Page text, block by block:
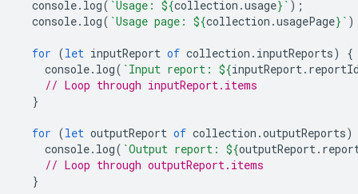
console. log( `Usage: ${collection .usage} ` );
console. log( `Usage page: ${collection .usagePage} `
for (let inputReport of collection . inputReports)
{
console. log( `Input report: ${inputReport.
// Loop through inputReport.items
}
for (let outputReport of collection .outputReports)
console. log( `Output report: ${outputReport.
// Loop through outputReport.items
}